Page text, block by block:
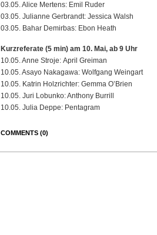
03.05. Alice Mertens: Emil Ruder
03.05. Julianne Gerbrandt: Jessica Walsh
03.05. Bahar Demirbas: Ebon Heath
Kurzreferate (5 min) am 10. Mai, ab 9 Uhr
10.05. Anne Stroje: April Greiman
10.05. Asayo Nakagawa: Wolfgang Weingart
10.05. Katrin Holzrichter: Gemma O’Brien
10.05. Juri Lobunko: Anthony Burrill
10.05. Julia Deppe: Pentagram
COMMENTS (0)